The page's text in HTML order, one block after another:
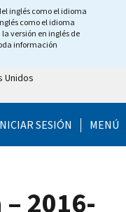
inglés como el idioma
como el idioma
versión en inglés de
información
Unidos
SESIÓN MENÚ
2016-